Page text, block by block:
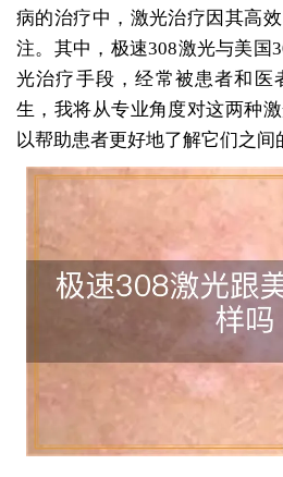
病的治疗中，激光治疗因其高
注。其中，极速308激光与美国
光治疗手段，经常被患者和医
生，我将从专业角度对这两种
以帮助患者更好地了解它们之间